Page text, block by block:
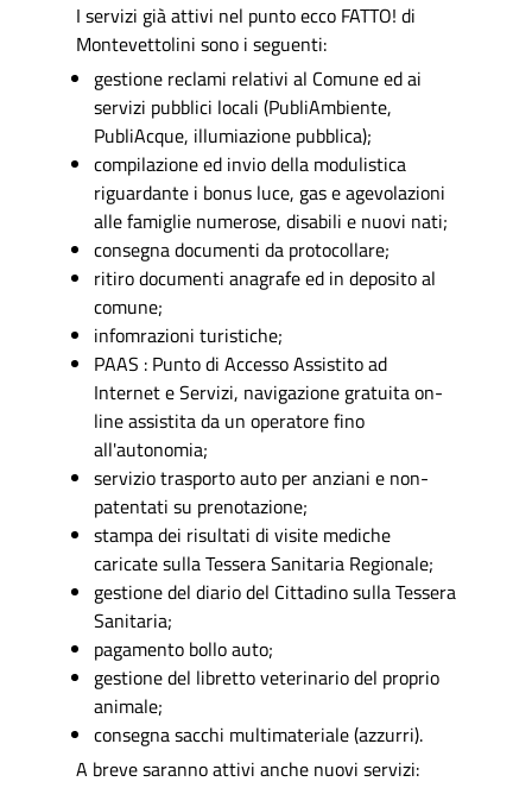
I servizi già attivi nel punto ecco FATTO! di
Montevettolini sono i seguenti:
gestione reclami relativi al Comune ed ai
servizi pubblici locali (PubliAmbiente,
PubliAcque, illumiazione pubblica);
compilazione ed invio della modulistica
riguardante i bonus luce, gas e agevolazioni
alle famiglie numerose, disabili e nuovi nati;
consegna documenti da protocollare;
ritiro documenti anagrafe ed in deposito al
comune;
infomrazioni turistiche;
PAAS : Punto di Accesso Assistito ad
Internet e Servizi, navigazione gratuita on-
line assistita da un operatore fino
all'autonomia;
servizio trasporto auto per anziani e non-
patentati su prenotazione;
stampa dei risultati di visite mediche
caricate sulla Tessera Sanitaria Regionale;
gestione del diario del Cittadino sulla Tessera
Sanitaria;
pagamento bollo auto;
gestione del libretto veterinario del proprio
animale;
consegna sacchi multimateriale (azzurri).
A breve saranno attivi anche nuovi servizi: